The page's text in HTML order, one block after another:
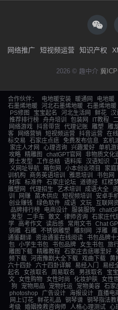
网络推广 短视频运营 知识产权
2026 © 趣中介 冀
合作伙伴： 电地暖安装 暖通网 电地暖
石墨烯地暖
河北石墨烯地暖 石墨烯地暖
PS修图
宝宝起名 河北生活网 鲜花 汉
推荐排行榜
舟舟培训 包装网 IT教程
网络游戏 抖音带货 代理记账 雕塑 雕
客
网络营销 短视频运营 抖音运营 在
标交易
石家庄点痣 免费发布信息 玄机
家庄人才网
心理咨询 兴趣爱好 单机游
攻略 精雕图 chatGPT官网 非物质文化
男士发型
工作总结 语料库 汉语知识
义网址导航 箱包网 小本创业项目 家庭
训机构
商务英语培训 雅思培训 书包网
材库
标准件 石家庄论坛 道德经 红楼
雕塑网
代理招生 艺术培训 成语大全
训
网赚 苗木供应 短视频培训 安卓手
创业赚钱
绿色软件 成语 文玩 互联网
品牌排行榜
电商设计 服装服饰
发型
二手车 散文 律师咨询 石家庄代
学 高考作文 读后感 常用文书 Chat
铜雕 石雕 不锈钢雕塑 雕刻网 浮雕
通鉴翻译
资治通鉴在线阅读 书包品牌十
包 小学生书包 书包品牌 女生书包 旅
雕图下载 精雕教程 石家庄去痣哪里好
频下载
河南豫剧大全下载 戏曲下载 黄
六十四卦
六十四卦详解 易经入门 易经
起名
女孩取名 周易取名 男孩取名 宝
文 女性购物 女性时尚 化妆护肤 女性
狗
宠物用品 宠物托运 宠物美容 石家
photoshop
广告设计 海报设计 直播电
网上订花 鲜花礼品 钢琴谱 钢琴指法教
考级
婚姻挽救咨询师 人格心理测试 心